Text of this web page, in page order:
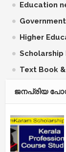
Education
Higher
Scholarship
Text Book
ജനപ്രിയ